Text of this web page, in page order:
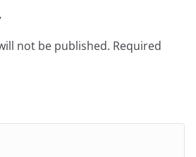
not be published. Required